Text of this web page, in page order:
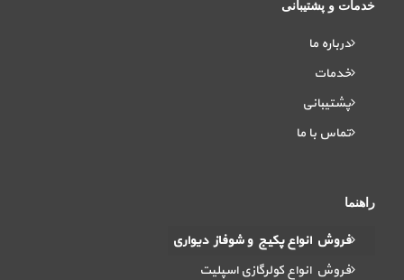
خدمات و پشتیبانی
درباره ما
خدمات
پشتیبانی
تماس با ما
راهنما
فروش انواع پکیج و شوفاز دیواری
فروش انواع کولرگازی اسپلیت